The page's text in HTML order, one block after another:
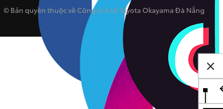
© Bản quyền thuộc về Công ty ô tô Toyota Okayama Đà Nẵng